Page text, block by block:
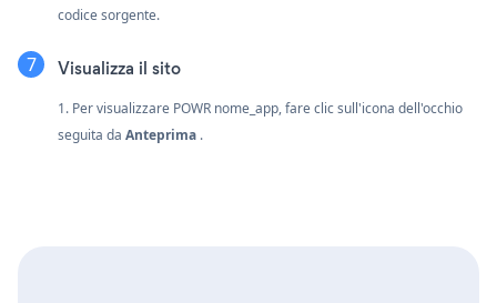
codice sorgente.
Visualizza il sito
1. Per visualizzare POWR nome_app, fare clic sull'icona dell'occhio
seguita da Anteprima .